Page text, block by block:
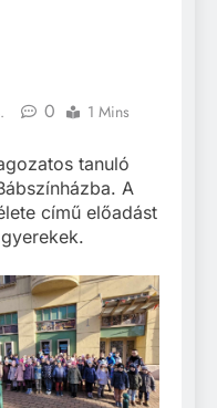
0 1 Mins
tanuló
A
című előadást